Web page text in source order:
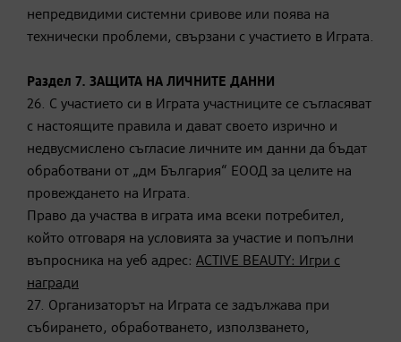
непредвидими системни сривове или поява на
технически проблеми, свързани с участието в Играта.
Раздел 7. ЗАЩИТА НА ЛИЧНИТЕ ДАННИ
26. С участието си в Играта участниците се съгласяват
с настоящите правила и дават своето изрично и
недвусмислено съгласие личните им данни да бъдат
обработвани от „дм България“ ЕООД за целите на
провеждането на Играта.
Право да участва в играта има всеки потребител,
който отговаря на условията за участие и попълни
въпросника на уеб адрес: ACTIVE BEAUTY: Игри с
награди
27. Организаторът на Играта се задължава при
събирането, обработването, използването,